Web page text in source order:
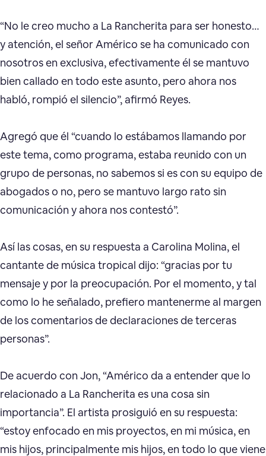
“No le creo mucho a La Rancherita para ser honesto…
y atención, el señor Américo se ha comunicado con
nosotros en exclusiva, efectivamente él se mantuvo
bien callado en todo este asunto, pero ahora nos
habló, rompió el silencio”, afirmó Reyes.
Agregó que él “cuando lo estábamos llamando por
este tema, como programa, estaba reunido con un
grupo de personas, no sabemos si es con su equipo de
abogados o no, pero se mantuvo largo rato sin
comunicación y ahora nos contestó”.
Así las cosas, en su respuesta a Carolina Molina, el
cantante de música tropical dijo: “gracias por tu
mensaje y por la preocupación. Por el momento, y tal
como lo he señalado, prefiero mantenerme al margen
de los comentarios de declaraciones de terceras
personas”.
De acuerdo con Jon, “Américo da a entender que lo
relacionado a La Rancherita es una cosa sin
importancia”. El artista prosiguió en su respuesta:
“estoy enfocado en mis proyectos, en mi música, en
mis hijos, principalmente mis hijos, en todo lo que viene